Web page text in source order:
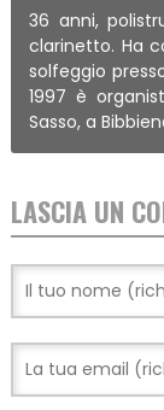
36 anni,
clarinetto. Ha
solfeggio
1997 è
Sasso, a
LASCIA UN